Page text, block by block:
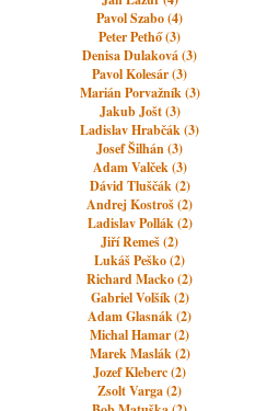
Pavol Szabo (4)
Peter Pethő (3)
Denisa Dulaková (3)
Pavol Kolesár (3)
Marián Porvažník (3)
Jakub Jošt (3)
Ladislav Hrabčák (3)
Josef Šilhán (3)
Adam Valček (3)
Dávid Tluščák (2)
Andrej Kostroš (2)
Ladislav Pollák (2)
Jiří Remeš (2)
Lukáš Peško (2)
Richard Macko (2)
Gabriel Volšík (2)
Adam Glasnák (2)
Michal Hamar (2)
Marek Maslák (2)
Jozef Kleberc (2)
Zsolt Varga (2)